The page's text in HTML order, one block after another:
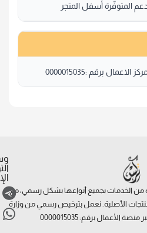
المتوفّرة أسفل المتجر
برقم :0000015035
الخدمات بجميع أنواعها بشكل رسمي، مع
الأصلية. نعمل بترخيص رسمي من وزارة
الأعمال برقم: 0000015035